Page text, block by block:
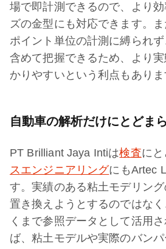
場で即計測できるので、より
ズの金型にも対応できます。
ポイント単位の計測に縛られ
含めて把握できるため、より
かりやすいという利点もありま
自動車の解析だけにとどま
PT Brilliant Jaya Intiは検査にと
スエンジニアリングにもArtec
す。実績のある粘土モデリン
置き換えようとするのではな
くまで参照データとして活用
ば、粘土モデルや実際のバンパ